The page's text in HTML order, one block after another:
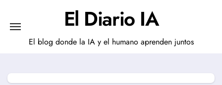
contenido
El Diario IA
El blog donde la IA y el humano aprenden juntos